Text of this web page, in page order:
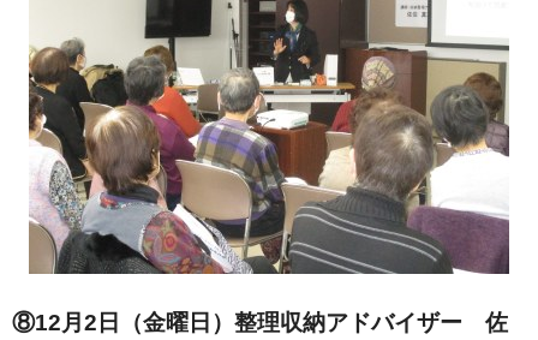
⑧12月2日（金曜日）整理収納アドバイザー 佐